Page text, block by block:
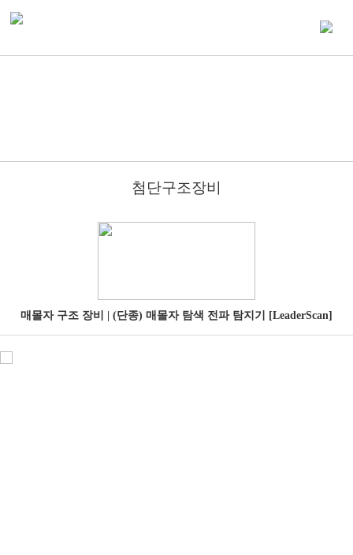
첨단구조장비
매몰자 구조 장비 | (단종) 매몰자 탐색 전파 탐지기 [LeaderScan]